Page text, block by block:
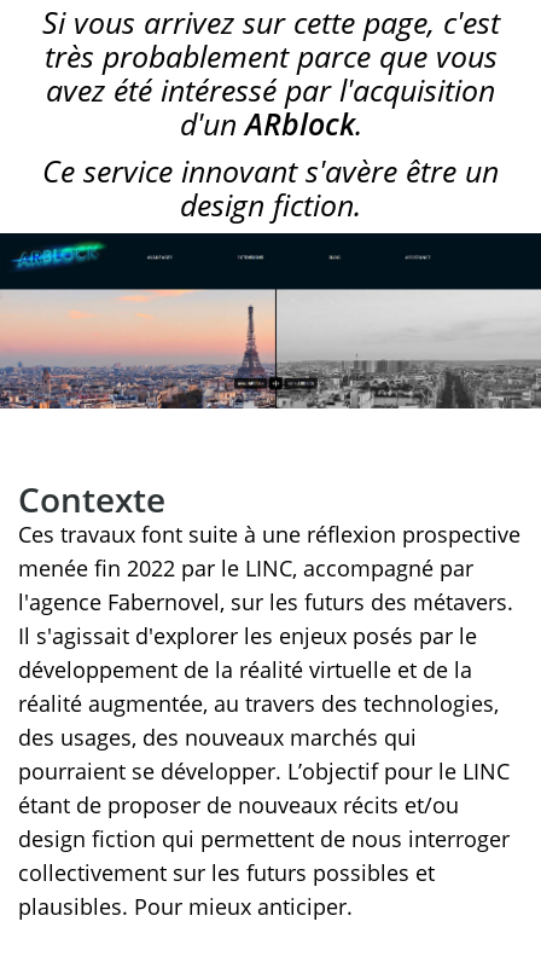
Si vous arrivez sur cette page, c'est
très probablement parce que vous
avez été intéressé par l'acquisition
d'unARblock.
Ce service innovant s'avère être un
design fiction.
Contexte
Ces travaux font suite à une réflexion prospective
menée fin 2022 par le LINC, accompagné par
l'agence Fabernovel, sur les futurs des métavers.
Il s'agissait d'explorer les enjeux posés par le
développement de la réalité virtuelle et de la
réalité augmentée, au travers des technologies,
des usages, des nouveaux marchés qui
pourraient se développer. L’objectif pour le LINC
étant de proposer de nouveaux récits et/ou
design fiction qui permettent de nous interroger
collectivement sur les futurs possibles et
plausibles. Pour mieux anticiper.